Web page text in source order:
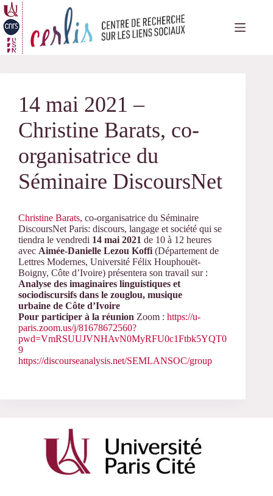
Passer
au
contenu
14 mai 2021 –
Christine Barats, co-
organisatrice du
Séminaire DiscoursNet
Christine Barats, co-organisatrice du Séminaire
DiscoursNet Paris: discours, langage et société qui se
tiendra le vendredi 14 mai 2021 de 10 à 12 heures
avec Aimée-Danielle Lezou Koffi (Département de
Lettres Modernes, Université Félix Houphouët-
Boigny, Côte d’Ivoire) présentera son travail sur :
Analyse des imaginaires linguistiques et
sociodiscursifs dans le zouglou, musique
urbaine de Côte d’Ivoire
Pour participer à la réunion Zoom : https://u-
paris.zoom.us/j/81678672560?
pwd=VmRSUUJVNHAvN0MyRFU0c1Ftbk5YQT0
9
https://discourseanalysis.net/SEMLANSOC/group